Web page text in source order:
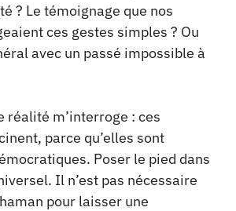
? Le témoignage que nos
ces gestes simples ? Ou
avec un passé impossible à
réalité m’interroge : ces
parce qu’elles sont
Poser le pied dans
Il n’est pas nécessaire
pour laisser une